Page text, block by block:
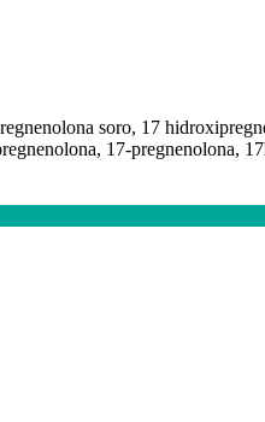
soro, 17
17-pregnenolona,